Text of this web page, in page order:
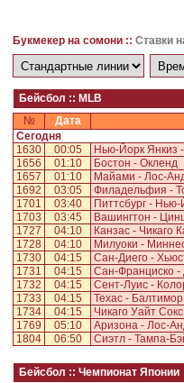
Букмекер на сомони :: Ставки
Бейсбол :: MLB
№
Дата
Сегодня
1630
00:05 Нью-Йорк Янкиз
1656
01:10 Бостон - Окленд
1657
01:10 Майами - Лос-
1692
03:05 Филадельфия -
1701
03:40 Питтсбург -
1703
03:45 Вашингтон -
1727
04:10 Канзас - Чикаго
1728
04:10 Милуоки -
1730
04:15 Сан-Диего -
1731
04:15 Сан-Франциско -
1732
04:15 Сент-Луис -
1733
04:15 Техас - Балтимор
1734
04:15 Чикаго Уайт
1769
05:10 Аризона - Лос-
1804
06:50 Сиэтл - Тампа-
Бейсбол :: Чемпионат Японии